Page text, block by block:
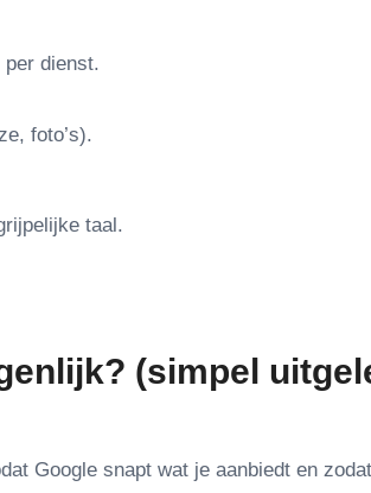
per dienst.
foto’s).
taal.
(simpel
Google snapt wat je aanbiedt en zodat